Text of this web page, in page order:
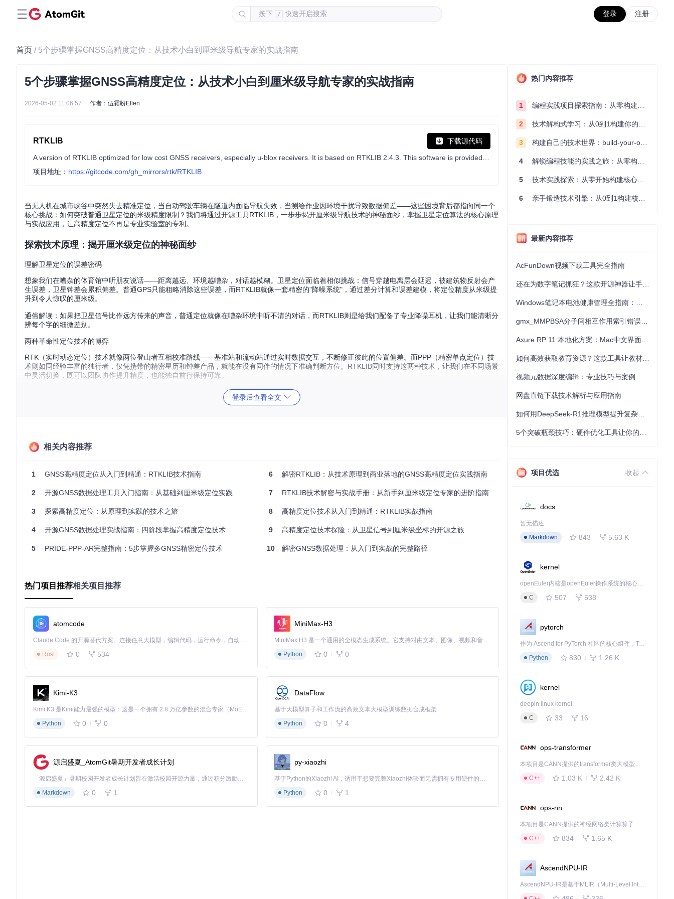
按下 / 快速开启搜索 登录 注册
首页 / 5个步骤掌握GNSS高精度定位：从技术小白到厘米级导航专家的实战指南
5个步骤掌握GNSS高精度定位：从技术小白到厘米级导航专家的实战指南
2026-05-02 11:06:57 作者：伍霜盼Ellen
RTKLIB 下载源代码
项目地址： https://gitcode.com/gh_mirrors/rtk/RTKLIB
当无人机在城市峡谷中突然失去精准定位，当自动驾驶车辆在隧道内面临导航失效，当测绘作业因环境干扰导致数据偏差——这些困境背后都指向同一个
核心挑战：如何突破普通卫星定位的米级精度限制？我们将通过开源工具RTKLIB，一步步揭开厘米级导航技术的神秘面纱，掌握卫星定位算法的核心原理
与实战应用，让高精度定位不再是专业实验室的专利。
探索技术原理：揭开厘米级定位的神秘面纱
理解卫星定位的误差密码
想象我们在嘈杂的体育馆中听朋友说话——距离越远、环境越嘈杂，对话越模糊。卫星定位面临着相似挑战：信号穿越电离层会延迟，被建筑物反射会产
生误差，卫星钟差会累积偏差。普通GPS只能粗略消除这些误差，而RTKLIB就像一套精密的"降噪系统"，通过差分计算和误差建模，将定位精度从米级提
升到令人惊叹的厘米级。
通俗解读：如果把卫星信号比作远方传来的声音，普通定位就像在嘈杂环境中听不清的对话，而RTKLIB则是给我们配备了专业降噪耳机，让我们能清晰分
辨每个字的细微差别。
两种革命性定位技术的博弈
RTK（实时动态定位）技术就像两位登山者互相校准路线——基准站和流动站通过实时数据交互，不断修正彼此的位置偏差。而PPP（精密单点定位）技
术则如同经验丰富的独行者，仅凭携带的精密星历和钟差产品，就能在没有同伴的情况下准确判断方位。RTKLIB同时支持这两种技术，让我们在不同场景
中灵活切换，既可以团队协作提升精度，也能独自前行保持可靠。
💡 灵感标记：当你需要在偏远地区作业且无法建立基准站时，PPP模式将成为你的得力助手；而在城市环境中，RTK技术能通过基准站网络获得更稳定的
搭建你的高精度定位工作站
git clone
mkdir build && cd build
关键参数解析：
运行工具时提示缺少动态库？使用ldd命令检查依赖关系并安装缺失库
中文显示乱码？在终端执行export LANG=en_US.UTF-8设置正确编码
数据处理的艺术：从原始信号到精准坐标
想象我们在整理一堆杂乱的拼图——原始GNSS数据就像散落的拼图片，需要经过格式转换、质量检查、参数配置和结果解算等步骤，才能还原出完整的
位置图像。RTKLIB提供的RTKPOST工具就像智能拼图助手，通过以下流程将原始观测数据转化为精准坐标：
数据准备：收集接收机原始数据和精密星历文件
格式转换：使用convbin工具将原始数据转为RINEX格式
解算运行：启动RTKPOST进行定位计算
结果分析：查看定位精度指标和残差分布
实现进阶突破：技术演进与未来展望
高精度定位技术演进时间线
1990年代：差分GPS技术出现，将定位精度提升至米级 2000年代：RTK技术成熟，实现厘米级实时定位 2010年代：PPP技术突破，无需基准站也能达到
登录后查看全文
相关内容推荐
1 GNSS高精度定位从入门到精通：RTKLIB技术指南
2 开源GNSS数据处理工具入门指南：从基础到厘米级定位实践
3 探索高精度定位：从原理到实践的技术之旅
4 开源GNSS数据处理实战指南：四阶段掌握高精度定位技术
5 PRIDE-PPP-AR完整指南：5步掌握多GNSS精密定位技术
6 解密RTKLIB：从技术原理到商业落地的GNSS高精度定位实践指南
7 RTKLIB技术解密与实战手册：从新手到厘米级定位专家的进阶指南
8 高精度定位技术从入门到精通：RTKLIB实战指南
9 高精度定位技术探险：从卫星信号到厘米级坐标的开源之旅
10 解密GNSS数据处理：从入门到实战的完整路径
热门项目推荐相关项目推荐
atomcode
Claude Code 的开源替代方案。连接任意大模型，编辑代码，运行命令，自动验证 — 全自动执行。用 Rust 构建，极致性能。 ｜ An open-source alternative to Claude Code. Connect any LLM, edit code, run commands, and verify changes — autonomously. Built in Rust for speed. Get Started
Rust
0 534
MiniMax-H3
MiniMax H3 是一个通用的全模态生成系统。它支持对由文本、图像、视频和音频组成的多模态上下文进行统一理解，并能生成分辨率高达 2K、时长可达 15 秒的带原生立体声音频的视频。得益于面向任务泛化的系统设计，H3 在预训练阶段就已具备广泛的多模态上下文理解与生成能力，能够出色地执行复杂的多模态指令。
Python
0 0
Kimi-K3
Kimi K3 是Kimi能力最强的模型：这是一个拥有 2.8 万亿参数的混合专家（MoE）模型，具备原生视觉理解能力，并支持 100 万 token 的上下文窗口。
Python
0 0
DataFlow
基于大模型算子和工作流的高效文本大模型训练数据合成框架
Python
0 4
源启盛夏_AtomGit暑期开发者成长计划
「源启盛夏」暑期校园开发者成长计划旨在激活校园开源力量，通过积分激励、认证扶持、资源倾斜等形式，引导高校组织和开发者完成「入驻 — 建项目 — 做贡献 — 获认证 — 得资源」的完整闭环。无论你是想带领社团入驻平台的组织者，还是希望用代码贡献证明自己的开发者，都能在这里找到属于你的成长路径。
Markdown
0 1
py-xiaozhi
基于Python的Xiaozhi AI，适用于想要完整Xiaozhi体验而无需拥有专用硬件的用户。
Python
0 1
热门内容推荐
1 编程实践项目探索指南：从零构建技术能力体系
2 技术解构式学习：从0到1构建你的编程知识体系
3 构建自己的技术世界：build-your-own-x项目的实践探索指南
4 解锁编程技能的实践之旅：从零构建你的技术世界
5 技术实践探索：从零开始构建核心系统的实践指南
6 亲手锻造技术引擎：从0到1构建核心系统的实践指南
最新内容推荐
AcFunDown视频下载工具完全指南
视频元数据深度编辑：专业技巧与案例
网盘直链下载技术解析与应用指南
项目优选 收起
docs
暂无描述
Markdown
843 5.63 K
kernel
openEuler内核是openEuler操作系统的核心，既是系统性能与稳定性的基石，也是连接处理器、设备与服务的桥梁。
C
507 538
pytorch
作为 Ascend for PyTorch 社区的核心组件，TorchNPU 是昇腾专为 PyTorch 打造的深度学习适配插件，使 PyTorch 框架能够直接调用昇腾 NPU，为开发者提供昇腾 AI 处理器的超强算力。
Python
830 1.26 K
kernel
deepin linux kernel
C
33 16
ops-transformer
本项目是CANN提供的transformer类大模型算子库，实现网络在NPU上加速计算。
C++
1.03 K 2.42 K
ops-nn
本项目是CANN提供的神经网络类计算算子库，实现网络在NPU上加速计算。
C++
834 1.65 K
AscendNPU-IR
AscendNPU-IR是基于MLIR（Multi-Level Intermediate Representation）构建的，面向昇腾亲和算子编译时使用的中间表示，提供昇腾完备表达能力，通过编译优化提升昇腾AI处理器计算效率，支持通过生态框架使能昇腾AI处理器与深度调优